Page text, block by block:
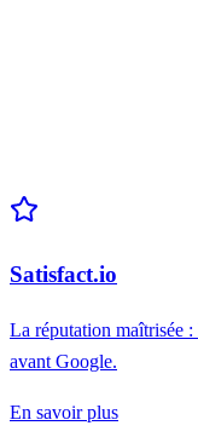
Satisfact.io
La réputation maîtrisée
avant Google.
En savoir plus